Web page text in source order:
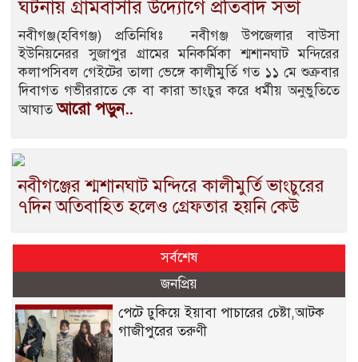
ঘটনায় গ্রামবাসীর উদ্যোগে প্রতিবাদ সভা
নবীগঞ্জ(হবিগঞ্জ) প্রতিনিধিঃ নবীগঞ্জ উপজেলার বাউসা
ইউনিয়নেরর সুজাপুর গ্রামের মনিকর্মিকা শ্মশানঘাট মন্দিরের
কলাপসিবল গেইটের তালা ভেঙ্গে কালীমুর্তি গত ১১ মে শুক্রবার
দিবাগত গভীররাতে কে বা কারা ভাংচুর করে ধর্মীয় অনুভুতিতে
আঘাতআরো পড়ুন..
নবীগঞ্জের শ্মশানঘাট মন্দিরে কালীমুর্তি ভাংচুরের
৭দিন অতিবাহিত হলেও গ্রেফতার হয়নি কেউ
সর্বশেষ
জনপ্রিয়
পেটে ঢুকিয়ে ইয়াবা পাচারের চেষ্টা,আটক
গাজীপুরের তরুণী